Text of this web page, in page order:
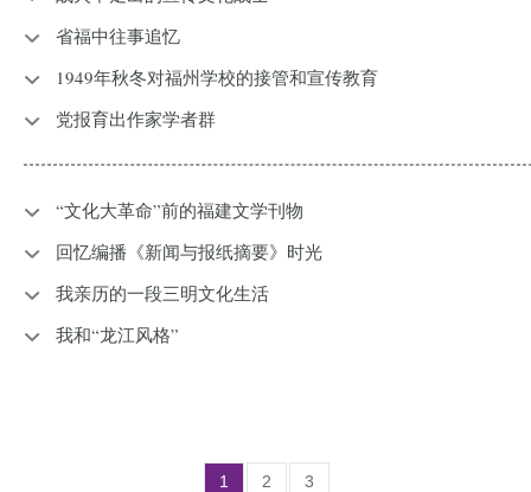
省福中往事追忆
1949年秋冬对福州学校的接管和宣传教育
党报育出作家学者群
“文化大革命”前的福建文学刊物
回忆编播《新闻与报纸摘要》时光
我亲历的一段三明文化生活
我和“龙江风格”
1 2 3